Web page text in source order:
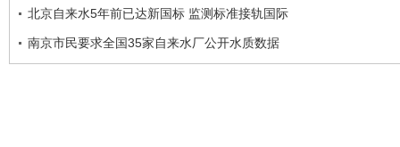
北京自来水5年前已达新国标 监测标准接轨国际
南京市民要求全国35家自来水厂公开水质数据